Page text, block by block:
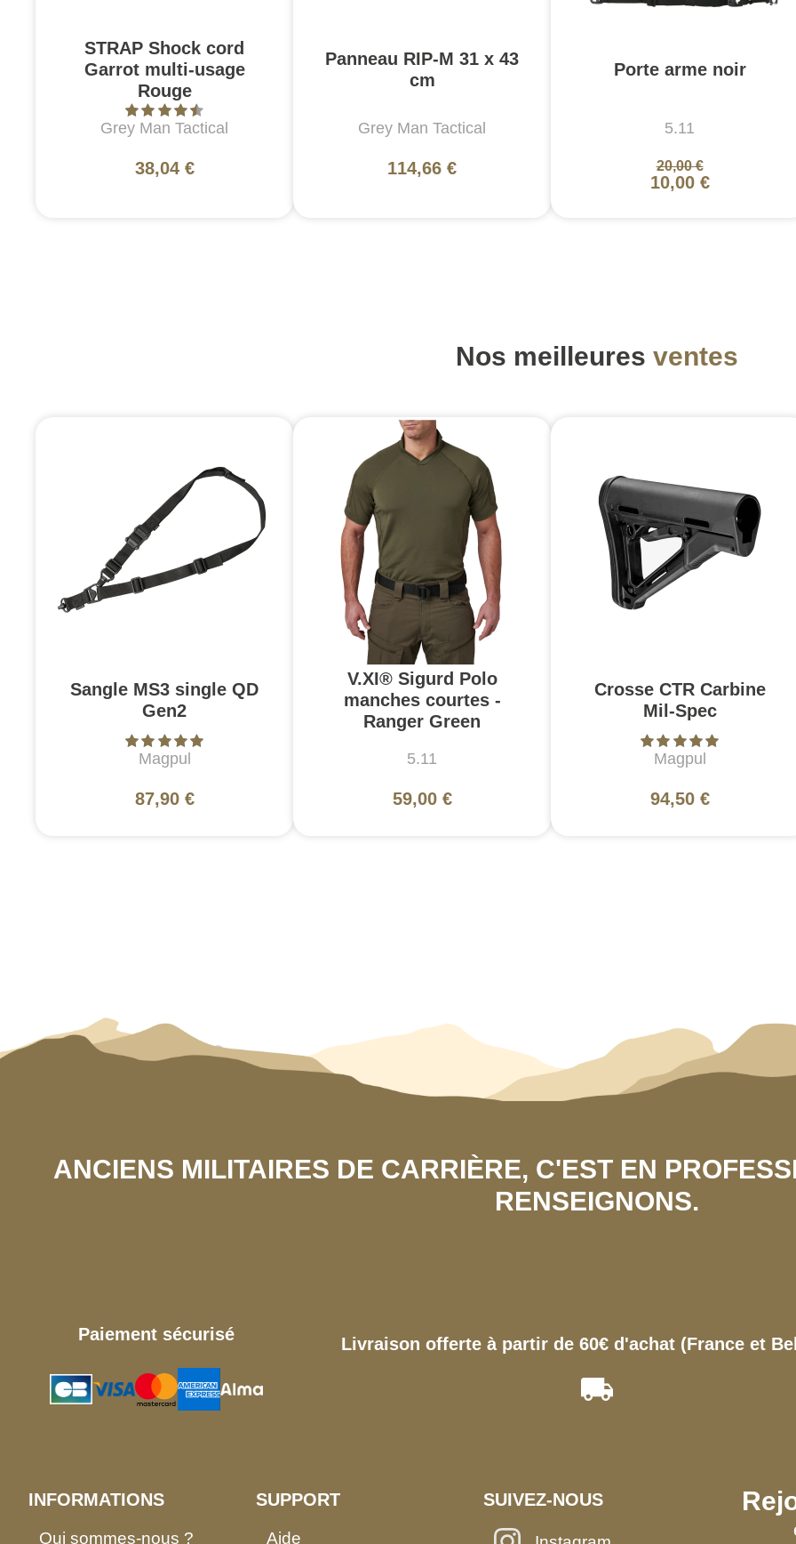
STRAP Shock cord
Garrot multi-usage
Rouge
Grey Man Tactical
38,04 €
Panneau RIP-M 31 x 43
cm
Grey Man Tactical
114,66 €
Porte arme noir
5.11
20,00 €
10,00 €
Nos meilleures ventes
Sangle MS3 single QD
Gen2
Magpul
87,90 €
V.XI® Sigurd Polo
manches courtes -
Ranger Green
5.11
59,00 €
Crosse CTR Carbine
Mil-Spec
Magpul
94,50 €
ANCIENS MILITAIRES DE CARRIÈRE, C'EST EN
RENSEIGNONS.
Paiement sécurisé Livraison offerte à partir de 60€ d'achat (France et
INFORMATIONS
Qui sommes-nous ?
SUPPORT
Aide
SUIVEZ-NOUS